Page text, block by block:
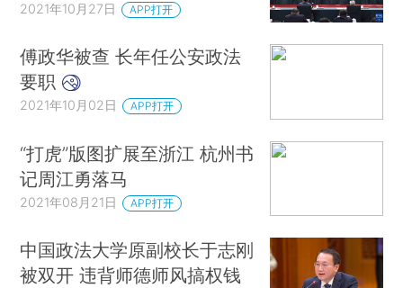
2021年10月27日 APP打开
傅政华被查 长年任公安政法
要职
2021年10月02日 APP打开
“打虎”版图扩展至浙江 杭州书
记周江勇落马
2021年08月21日 APP打开
中国政法大学原副校长于志刚
被双开 违背师德师风搞权钱